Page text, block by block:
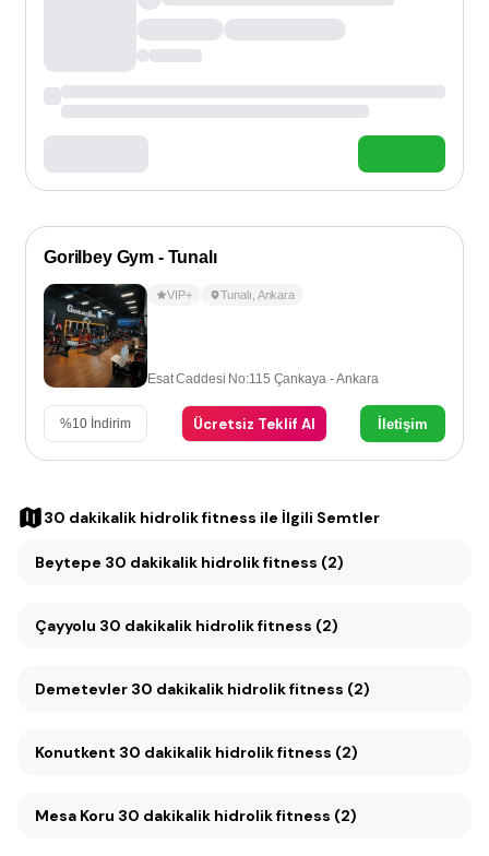
Gorilbey Gym - Tunalı
VIP+ Tunalı Ankara
Esat Caddesi No:115 Çankaya - Ankara
%10 İndirim Ücretsiz Teklif Al İletişim
30 dakikalik hidrolik fitness ile İlgili Semtler
Beytepe 30 dakikalik hidrolik fitness (2)
Çayyolu 30 dakikalik hidrolik fitness (2)
Demetevler 30 dakikalik hidrolik fitness (2)
Konutkent 30 dakikalik hidrolik fitness (2)
Mesa Koru 30 dakikalik hidrolik fitness (2)